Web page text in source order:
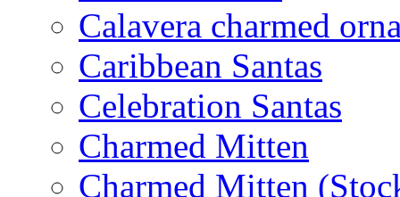
Calavera charmed
Caribbean Santas
Celebration Santas
Charmed Mitten
Charmed Mitten